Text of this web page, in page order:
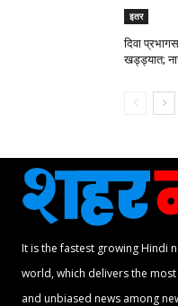
इतर
दिवा
खड्ड्यात;
It is the fastest growing Hindi
world, which delivers the
and unbiased news among